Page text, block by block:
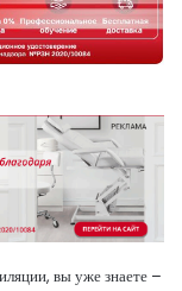
вы уже знаете –